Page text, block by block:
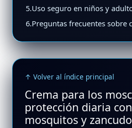
5.Uso seguro en niños y
6.Preguntas frecuentes sobre
↑ Volver al índice principal
Crema para los
protección diaria
mosquitos y